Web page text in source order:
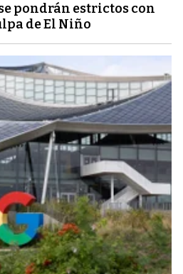
pondrán estrictos con
de El Niño